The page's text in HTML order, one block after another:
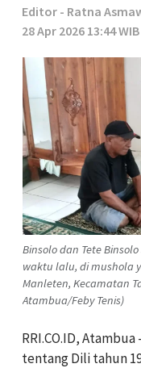
Editor - Ratna
28 Apr 2026 13:44 WIB
Binsolo dan Tete
waktu lalu, di mushola
Manleten, Kecamatan
Atambua/Feby Tenis)
RRI.CO.ID,
tentang Dili tahun